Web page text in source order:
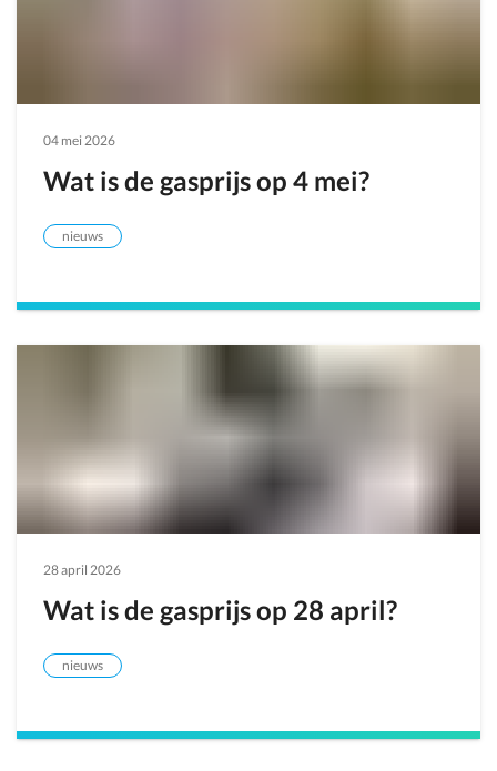
04 mei 2026
Wat is de gasprijs op 4 mei?
nieuws
28 april 2026
Wat is de gasprijs op 28 april?
nieuws